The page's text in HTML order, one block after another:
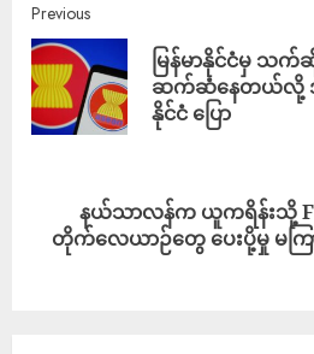
Previous
မြန်မာနိုင်ငံမှ
ဆက်ဆံနေတယ်လို့
နိုင်ငံ ပြော
နယ်သာလန်က ယူကရိန်းသို့ F-
တိုက်လေယာဉ်တွေ ပေးပို့မှု မက